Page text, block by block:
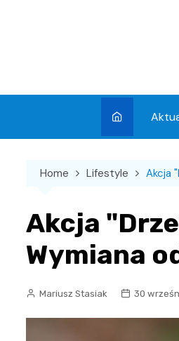
Home Lifestyle Akcja
Akcja
Wymiana
Mariusz Stasiak 30